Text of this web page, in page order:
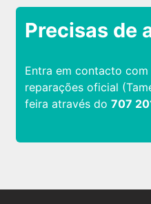
Precisas de
Entra em contacto
reparações oficial
feira através do 707